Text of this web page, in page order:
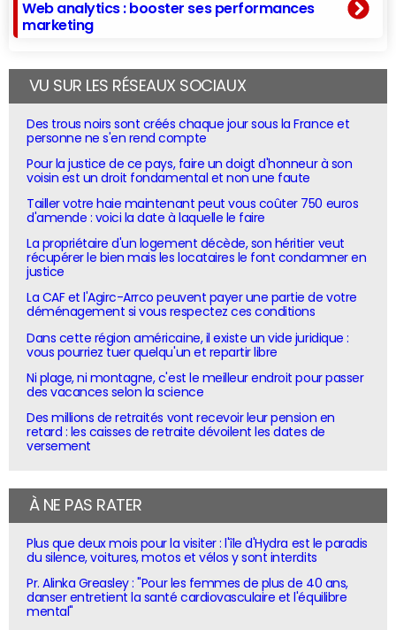
Web analytics : booster ses performances
marketing
VU SUR LES RÉSEAUX SOCIAUX
Des trous noirs sont créés chaque jour sous la France et
personne ne s'en rend compte
Pour la justice de ce pays, faire un doigt d'honneur à son
voisin est un droit fondamental et non une faute
Tailler votre haie maintenant peut vous coûter 750 euros
d'amende : voici la date à laquelle le faire
La propriétaire d'un logement décède, son héritier veut
récupérer le bien mais les locataires le font condamner en
justice
La CAF et l'Agirc-Arrco peuvent payer une partie de votre
déménagement si vous respectez ces conditions
Dans cette région américaine, il existe un vide juridique :
vous pourriez tuer quelqu'un et repartir libre
Ni plage, ni montagne, c'est le meilleur endroit pour passer
des vacances selon la science
Des millions de retraités vont recevoir leur pension en
retard : les caisses de retraite dévoilent les dates de
versement
À NE PAS RATER
Plus que deux mois pour la visiter : l'île d'Hydra est le paradis
du silence, voitures, motos et vélos y sont interdits
Pr. Alinka Greasley : "Pour les femmes de plus de 40 ans,
danser entretient la santé cardiovasculaire et l'équilibre
mental"